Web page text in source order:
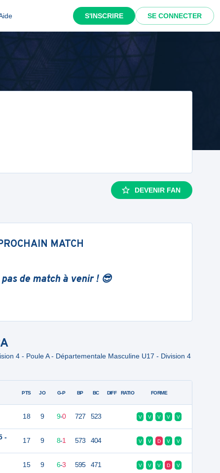
S'INSCRIRE SE CONNECTER
DEVENIR FAN
MATCH
pas de match à venir ! 😎
4 - Poule A - Départementale Masculine U17 - Division 4
-
PTS JO G-P BP BC DIFF RATIO FORME
18 9 9-0 727 523 V V V V V
17 9 8-1 573 404 V V D V V
15 9 6-3 595 471 V V V D V